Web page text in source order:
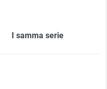
I samma serie